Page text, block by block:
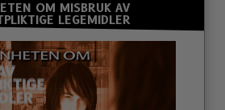
OM MISBRUK AV
LEGEMIDLER